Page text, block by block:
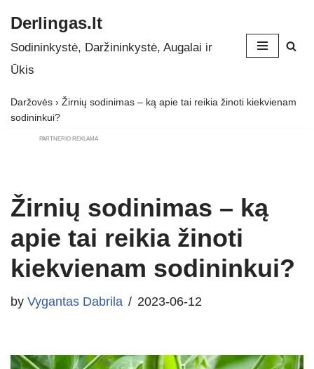
Skip
to
Derlingas.lt
Sodininkystė, Daržininkystė, Augalai ir
Ūkis
Daržovės › Žirnių sodinimas – ką apie tai reikia žinoti kiekvienam
sodininkui?
PARTNERIO REKLAMA
Žirnių sodinimas – ką
apie tai reikia žinoti
kiekvienam sodininkui?
by Vygantas Dabrila 2023-06-12